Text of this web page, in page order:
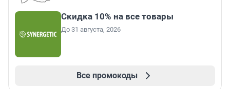
Скидка 10% на все товары
До 31 августа, 2026
Все промокоды